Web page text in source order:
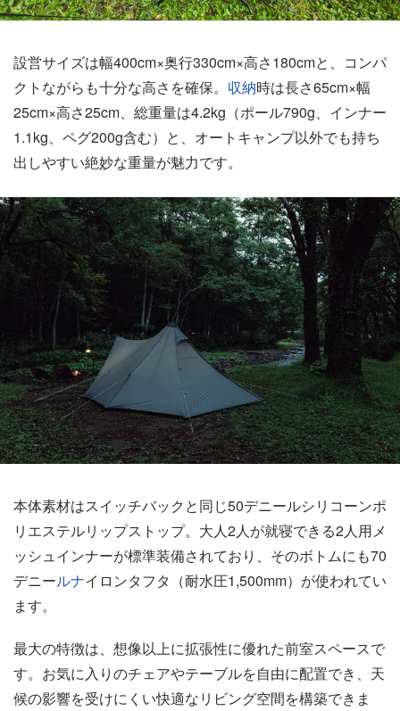
設営サイズは幅400cm×奥行330cm×高さ180cmと、コンパ
クトながらも十分な高さを確保。 収納時は長さ65cm×幅
25cm×高さ25cm、総重量は4.2kg（ポール790g、インナー
1.1kg、ペグ200g含む）と、オートキャンプ以外でも持ち
出しやすい絶妙な重量が魅力です。
本体素材はスイッチバックと同じ50デニールシリコーンポ
リエステルリップストップ。大人2人が就寝できる2人用メ
ッシュインナーが標準装備されており、そのボトムにも70
デニールナイロンタフタ（耐水圧1,500mm）が使われてい
ます。
最大の特徴は、想像以上に拡張性に優れた前室スペースで
す。お気に入りのチェアやテーブルを自由に配置でき、天
候の影響を受けにくい快適なリビング空間を構築できま